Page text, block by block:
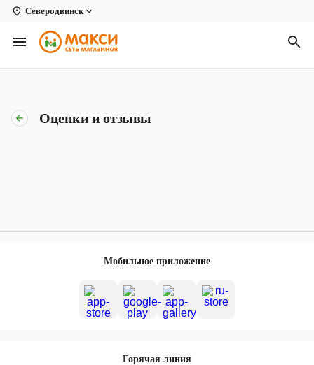
Северодвинск
Вологда
Архангельск
Киров
Новодвинск
Оценки и отзывы
Мобильное приложение
Горячая линия